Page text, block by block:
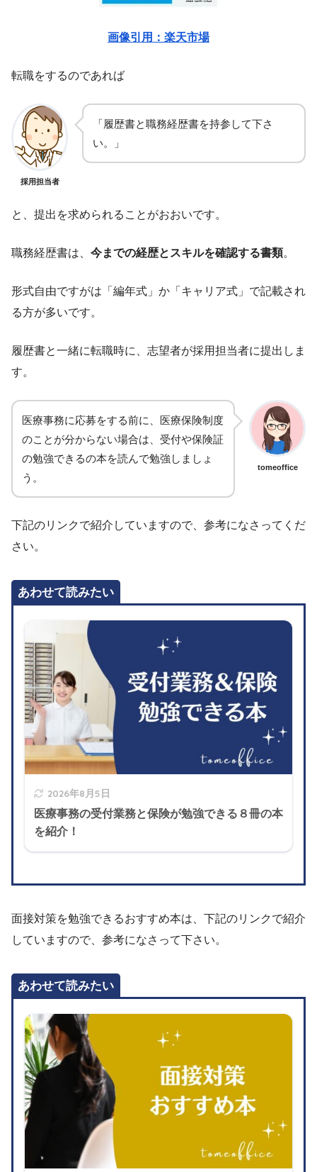
画像引用：楽天市場
転職をするのであれば
採用担当者
「履歴書と職務経歴書を持参して下さ
い。」
と、提出を求められることがおおいです。
職務経歴書は、 今までの経歴とスキルを確認する書類。
形式自由ですがは「編年式」か「キャリア式」で記載され
る方が多いです。
履歴書と一緒に転職時に、志望者が採用担当者に提出しま
す。
医療事務に応募をする前に、医療保険制度
のことが分からない場合は、受付や保険証
の勉強できるの本を読んで勉強しましょ
う。
tomeoffice
下記のリンクで紹介していますので、参考になさってくだ
さい。
あわせて読みたい
2026年8月5日
医療事務の受付業務と保険が勉強できる８冊の本
を紹介！
面接対策を勉強できるおすすめ本は、下記のリンクで紹介
していますので、参考になさって下さい。
あわせて読みたい